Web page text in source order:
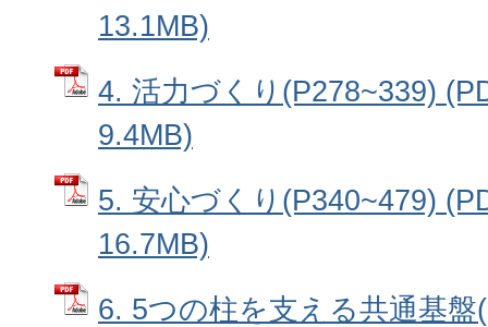
13.1MB)
4. 活力づくり(P278~339)
9.4MB)
5. 安心づくり(P340~479)
16.7MB)
6. 5つの柱を支える共通基盤